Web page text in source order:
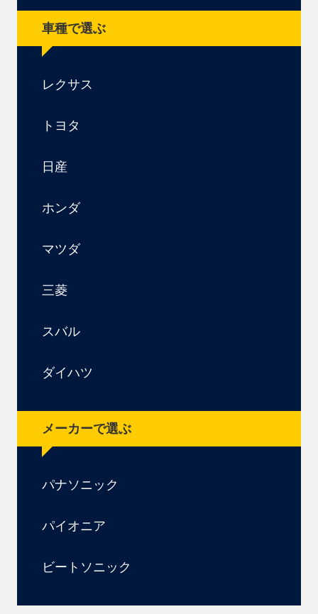
車種で選ぶ
レクサス
トヨタ
日産
ホンダ
マツダ
三菱
スバル
ダイハツ
メーカーで選ぶ
パナソニック
パイオニア
ビートソニック